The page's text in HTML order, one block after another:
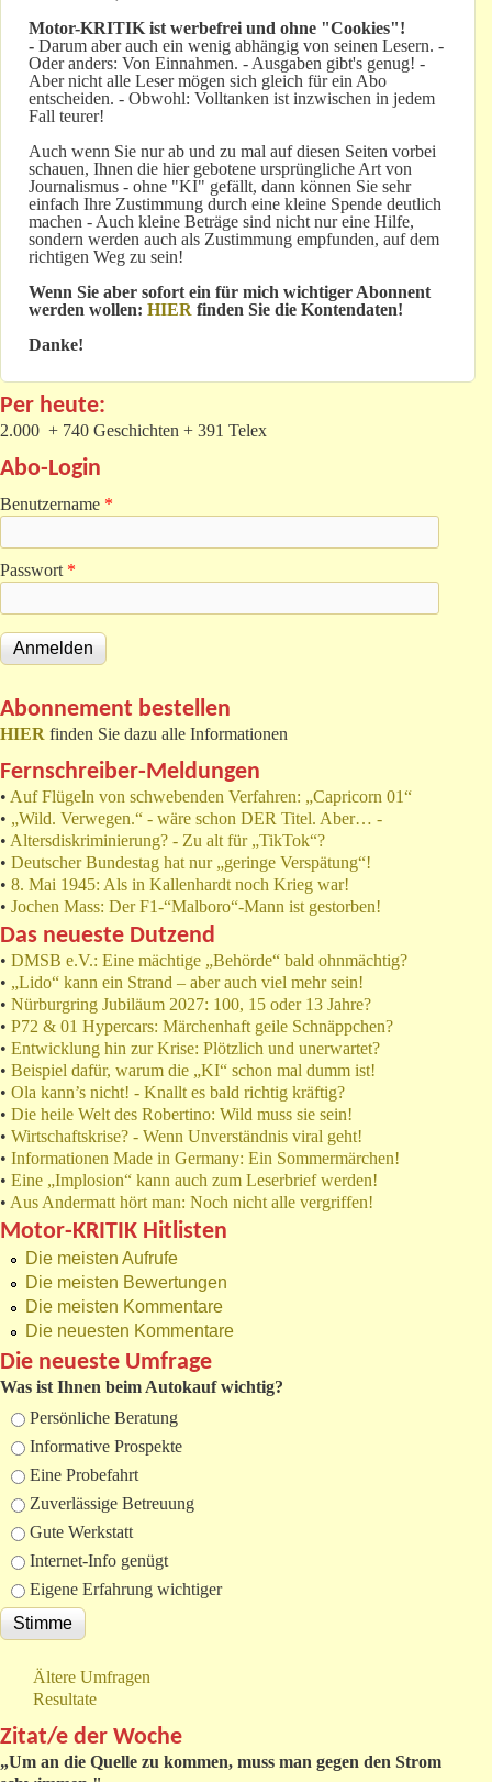
Motor-KRITIK ist werbefrei und ohne "Cookies"!
- Darum aber auch ein wenig abhängig von seinen Lesern. -
Oder anders: Von Einnahmen. - Ausgaben gibt's genug! -
Aber nicht alle Leser mögen sich gleich für ein Abo
entscheiden. - Obwohl: Volltanken ist inzwischen in jedem
Fall teurer!
Auch wenn Sie nur ab und zu mal auf diesen Seiten vorbei
schauen, Ihnen die hier gebotene ursprüngliche Art von
Journalismus - ohne "KI" gefällt, dann können Sie sehr
einfach Ihre Zustimmung durch eine kleine Spende deutlich
machen - Auch kleine Beträge sind nicht nur eine Hilfe,
sondern werden auch als Zustimmung empfunden, auf dem
richtigen Weg zu sein!
Wenn Sie aber sofort ein für mich wichtiger Abonnent
werden wollen: HIER finden Sie die Kontendaten!
Danke!
Per heute:
2.000 + 740 Geschichten + 391 Telex
Abo-Login
Benutzername *
Passwort *
Abonnement bestellen
HIER finden Sie dazu alle Informationen
Fernschreiber-Meldungen
• Auf Flügeln von schwebenden Verfahren: „Capricorn 01“
• „Wild. Verwegen.“ - wäre schon DER Titel. Aber… -
• Altersdiskriminierung? - Zu alt für „TikTok“?
• Deutscher Bundestag hat nur „geringe Verspätung“!
• 8. Mai 1945: Als in Kallenhardt noch Krieg war!
• Jochen Mass: Der F1-“Malboro“-Mann ist gestorben!
Das neueste Dutzend
• DMSB e.V.: Eine mächtige „Behörde“ bald ohnmächtig?
• „Lido“ kann ein Strand – aber auch viel mehr sein!
• Nürburgring Jubiläum 2027: 100, 15 oder 13 Jahre?
• P72 & 01 Hypercars: Märchenhaft geile Schnäppchen?
• Entwicklung hin zur Krise: Plötzlich und unerwartet?
• Beispiel dafür, warum die „KI“ schon mal dumm ist!
• Ola kann’s nicht! - Knallt es bald richtig kräftig?
• Die heile Welt des Robertino: Wild muss sie sein!
• Wirtschaftskrise? - Wenn Unverständnis viral geht!
• Informationen Made in Germany: Ein Sommermärchen!
• Eine „Implosion“ kann auch zum Leserbrief werden!
• Aus Andermatt hört man: Noch nicht alle vergriffen!
Motor-KRITIK Hitlisten
Die meisten Aufrufe
Die meisten Bewertungen
Die meisten Kommentare
Die neuesten Kommentare
Die neueste Umfrage
Was ist Ihnen beim Autokauf wichtig?
Auswahlmöglichkeiten
Persönliche Beratung
Informative Prospekte
Eine Probefahrt
Zuverlässige Betreuung
Gute Werkstatt
Internet-Info genügt
Eigene Erfahrung wichtiger
Ältere Umfragen
Resultate
Zitat/e der Woche
„Um an die Quelle zu kommen, muss man gegen den Strom